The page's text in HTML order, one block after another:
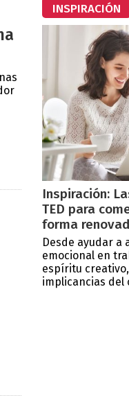
INSPIRACIÓN
Inspiración:
TED para
forma
Desde ayudar a
emocional en
espíritu
implicancias del